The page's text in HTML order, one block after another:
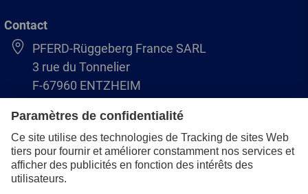
Contact
PFERD-Rüggeberg France SARL
3 rue du Tonnelier
F-67960 ENTZHEIM
+33 3 88 49 72 50
info@pferd.fr
+33 03 88 38 70 17